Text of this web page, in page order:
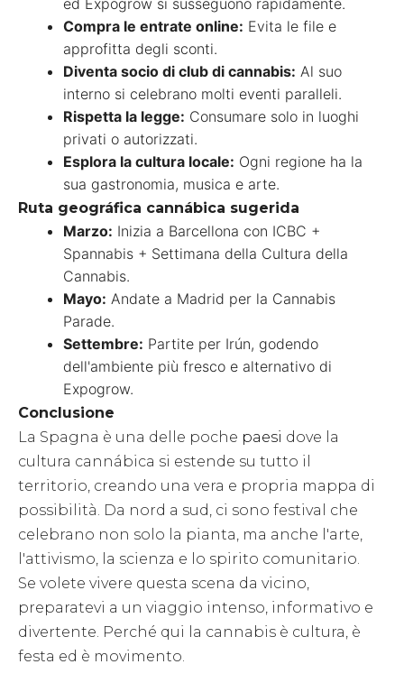
ed Expogrow si susseguono rapidamente.
Compra le entrate online: Evita le file e
approfitta degli sconti.
Diventa socio di club di cannabis: Al suo
interno si celebrano molti eventi paralleli.
Rispetta la legge: Consumare solo in luoghi
privati o autorizzati.
Esplora la cultura locale: Ogni regione ha la
sua gastronomia, musica e arte.
Ruta geográfica cannábica sugerida
Marzo: Inizia a Barcellona con ICBC +
Spannabis + Settimana della Cultura della
Cannabis.
Mayo: Andate a Madrid per la Cannabis
Parade.
Settembre: Partite per Irún, godendo
dell'ambiente più fresco e alternativo di
Expogrow.
Conclusione
La Spagna è una delle poche paesi dove la
cultura cannábica si estende su tutto il
territorio, creando una vera e propria mappa di
possibilità. Da nord a sud, ci sono festival che
celebrano non solo la pianta, ma anche l'arte,
l'attivismo, la scienza e lo spirito comunitario.
Se volete vivere questa scena da vicino,
preparatevi a un viaggio intenso, informativo e
divertente. Perché qui la cannabis è cultura, è
festa ed è movimento.